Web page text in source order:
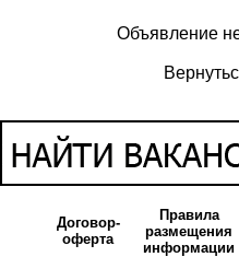
Объявление
Договор-
оферта
Правила
размещения
информации